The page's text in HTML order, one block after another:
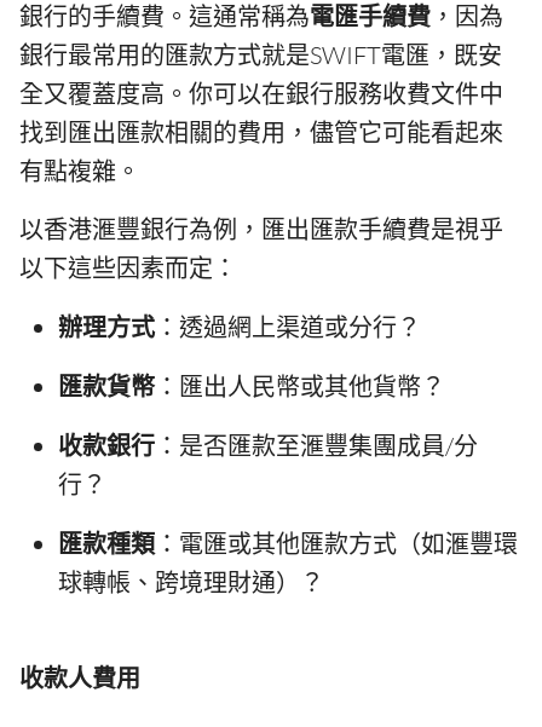
銀行的手續費。這通常稱為電匯手續費 ，因為
銀行最常用的匯款方式就是SWIFT電匯，既安
全又覆蓋度高。你可以在銀行服務收費文件中
找到匯出匯款相關的費用，儘管它可能看起來
有點複雜。
以香港滙豐銀行為例，匯出匯款手續費是視乎
以下這些因素而定：
辦理方式 ：透過網上渠道或分行？
匯款貨幣：匯出人民幣或其他貨幣？
收款銀行 ：是否匯款至滙豐集團成員/分
行？
匯款種類 ：電匯或其他匯款方式（如滙豐環
球轉帳、跨境理財通）？
收款人費用